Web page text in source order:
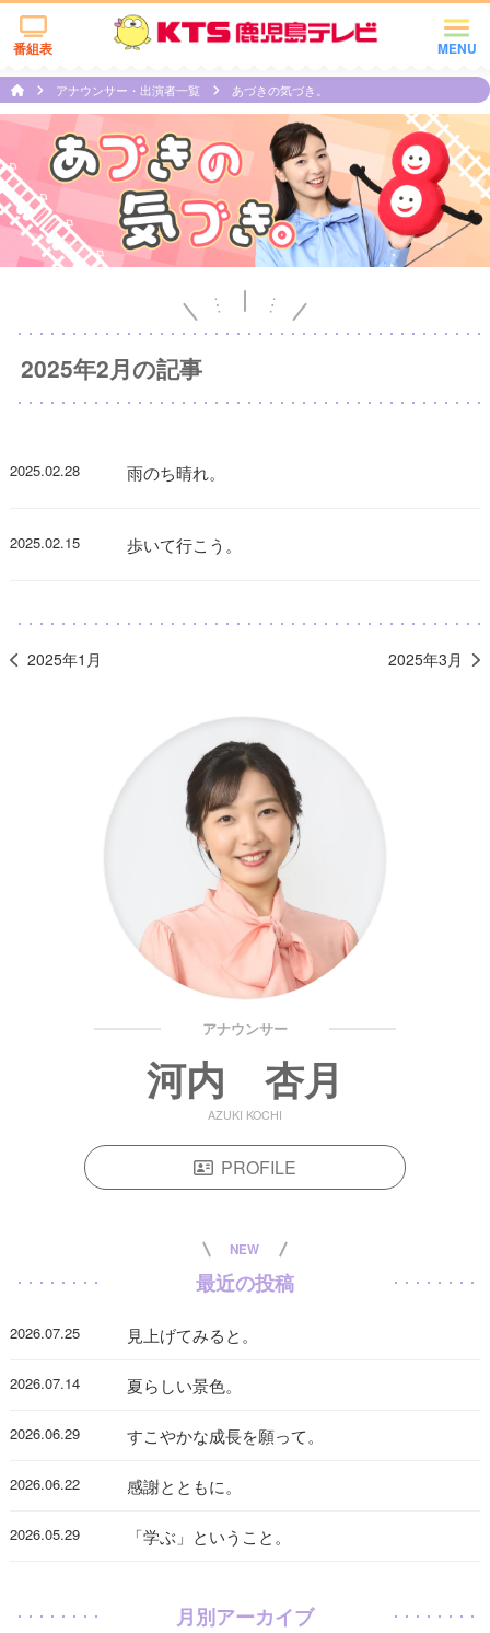
MENU
番組表
アナウンサー・出演者一覧 あづきの気づき。
2025年2月の記事
2025.02.28 雨のち晴れ。
2025.02.15 歩いて行こう。
2025年1月 2025年3月
アナウンサー
河内 杏月
AZUKI KOCHI
PROFILE
NEW
最近の投稿
2026.07.25 見上げてみると。
2026.07.14 夏らしい景色。
2026.06.29 すこやかな成長を願って。
2026.06.22 感謝とともに。
2026.05.29 「学ぶ」ということ。
月別アーカイブ